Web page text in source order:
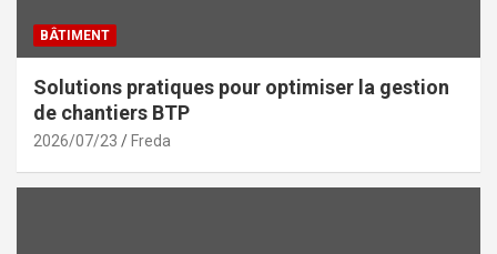
BÂTIMENT
Solutions pratiques pour optimiser la gestion
de chantiers BTP
2026/07/23 Freda